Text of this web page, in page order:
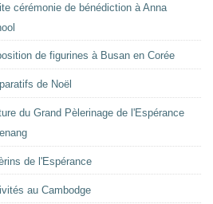
cérémonie de bénédiction à Anna
de figurines à Busan en Corée
de Noël
du Grand Pèlerinage de l'Espérance
de l'Espérance
au Cambodge